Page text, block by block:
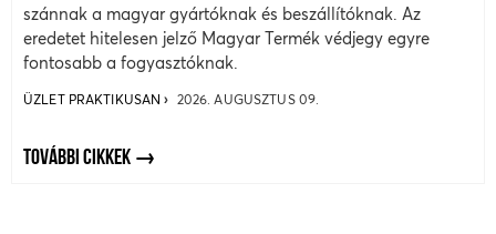
szánnak a magyar gyártóknak és beszállítóknak. Az
eredetet hitelesen jelző Magyar Termék védjegy egyre
fontosabb a fogyasztóknak.
ÜZLET PRAKTIKUSAN 2026. AUGUSZTUS 09.
TOVÁBBI CIKKEK